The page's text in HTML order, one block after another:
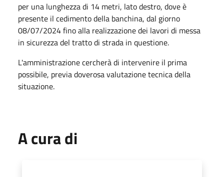
per una lunghezza di 14 metri, lato destro, dove è
presente il cedimento della banchina, dal giorno
08/07/2024 fino alla realizzazione dei lavori di messa
in sicurezza del tratto di strada in questione.
L'amministrazione cercherà di intervenire il prima
possibile, previa doverosa valutazione tecnica della
situazione.
A cura di